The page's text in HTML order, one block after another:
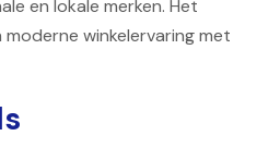
en lokale merken. Het
winkelervaring met